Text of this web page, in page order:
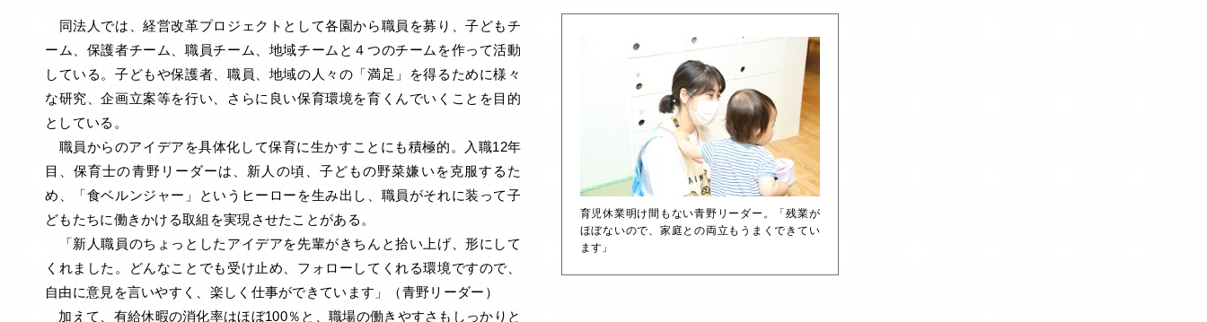
同法人では、経営改革プロジェクトとして各園から職員を募り、子どもチ
ーム、保護者チーム、職員チーム、地域チームと４つのチームを作って活動
している。子どもや保護者、職員、地域の人々の「満足」を得るために様々
な研究、企画立案等を行い、さらに良い保育環境を育くんでいくことを目的
としている。
職員からのアイデアを具体化して保育に生かすことにも積極的。入職12年
目、保育士の青野リーダーは、新人の頃、子どもの野菜嫌いを克服するた
め、「食ベルンジャー」というヒーローを生み出し、職員がそれに装って子
どもたちに働きかける取組を実現させたことがある。
「新人職員のちょっとしたアイデアを先輩がきちんと拾い上げ、形にして
くれました。どんなことでも受け止め、フォローしてくれる環境ですので、
自由に意見を言いやすく、楽しく仕事ができています」（青野リーダー）
加えて、有給休暇の消化率はほぼ100％と、職場の働きやすさもしっかりと
育児休業明け間もない青野リーダー。「残業が
ほぼないので、家庭との両立もうまくできてい
ます」